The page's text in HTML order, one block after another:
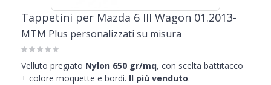
Tappetini per Mazda 6 III Wagon 01.2013-
MTM Plus personalizzati su misura
Velluto pregiato Nylon 650 gr/mq, con scelta battitacco
+ colore moquette e bordi. Il più venduto.